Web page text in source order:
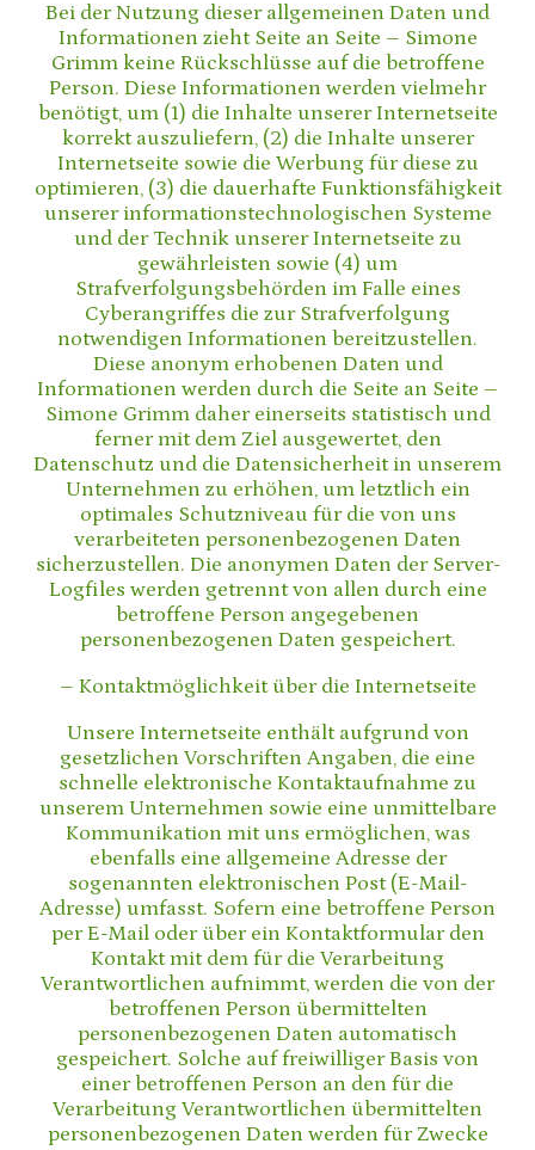
Bei der Nutzung dieser allgemeinen Daten und
Informationen zieht Seite an Seite – Simone
Grimm keine Rückschlüsse auf die betroffene
Person. Diese Informationen werden vielmehr
benötigt, um (1) die Inhalte unserer Internetseite
korrekt auszuliefern, (2) die Inhalte unserer
Internetseite sowie die Werbung für diese zu
optimieren, (3) die dauerhafte Funktionsfähigkeit
unserer informationstechnologischen Systeme
und der Technik unserer Internetseite zu
gewährleisten sowie (4) um
Strafverfolgungsbehörden im Falle eines
Cyberangriffes die zur Strafverfolgung
notwendigen Informationen bereitzustellen.
Diese anonym erhobenen Daten und
Informationen werden durch die Seite an Seite –
Simone Grimm daher einerseits statistisch und
ferner mit dem Ziel ausgewertet, den
Datenschutz und die Datensicherheit in unserem
Unternehmen zu erhöhen, um letztlich ein
optimales Schutzniveau für die von uns
verarbeiteten personenbezogenen Daten
sicherzustellen. Die anonymen Daten der Server-
Logfiles werden getrennt von allen durch eine
betroffene Person angegebenen
personenbezogenen Daten gespeichert.
– Kontaktmöglichkeit über die Internetseite
Unsere Internetseite enthält aufgrund von
gesetzlichen Vorschriften Angaben, die eine
schnelle elektronische Kontaktaufnahme zu
unserem Unternehmen sowie eine unmittelbare
Kommunikation mit uns ermöglichen, was
ebenfalls eine allgemeine Adresse der
sogenannten elektronischen Post (E-Mail-
Adresse) umfasst. Sofern eine betroffene Person
per E-Mail oder über ein Kontaktformular den
Kontakt mit dem für die Verarbeitung
Verantwortlichen aufnimmt, werden die von der
betroffenen Person übermittelten
personenbezogenen Daten automatisch
gespeichert. Solche auf freiwilliger Basis von
einer betroffenen Person an den für die
Verarbeitung Verantwortlichen übermittelten
personenbezogenen Daten werden für Zwecke